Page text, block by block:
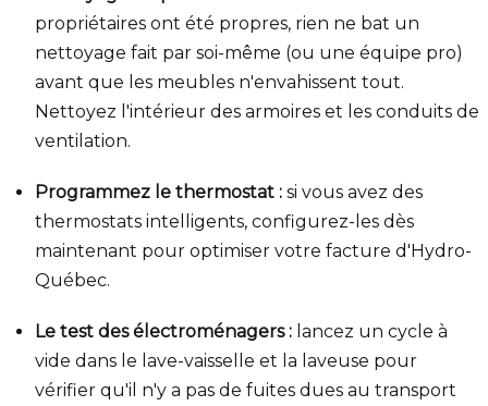
propriétaires ont été propres, rien ne bat un
nettoyage fait par soi-même (ou une équipe pro)
avant que les meubles n'envahissent tout.
Nettoyez l'intérieur des armoires et les conduits de
ventilation.
Programmez le thermostat : si vous avez des
thermostats intelligents, configurez-les dès
maintenant pour optimiser votre facture d'Hydro-
Québec.
Le test des électroménagers : lancez un cycle à
vide dans le lave-vaisselle et la laveuse pour
vérifier qu'il n'y a pas de fuites dues au transport